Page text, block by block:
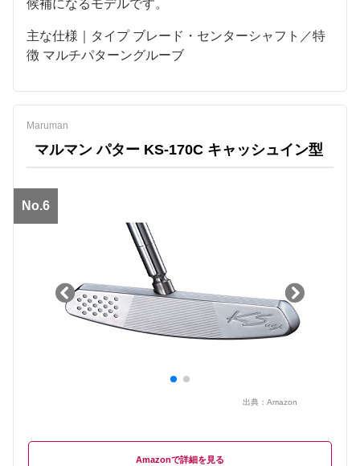
候補になるモデルです。
主な仕様｜タイプ ブレード・センターシャフト／特
徴 マルチパターングルーブ
Maruman
マルマン パター KS-170C キャッシュイン型
No.6
出典： Amazon
Amazon